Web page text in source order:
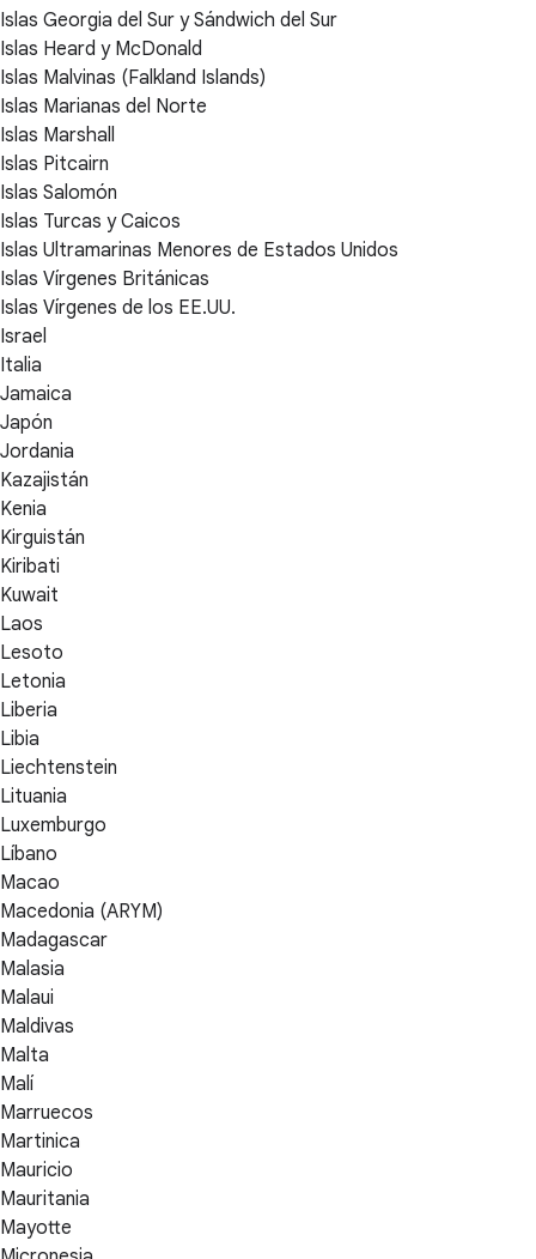
Islas Georgia del Sur y Sándwich del Sur
Islas Heard y McDonald
Islas Malvinas (Falkland Islands)
Islas Marianas del Norte
Islas Marshall
Islas Pitcairn
Islas Salomón
Islas Turcas y Caicos
Islas Ultramarinas Menores de Estados Unidos
Islas Vírgenes Británicas
Islas Vírgenes de los EE.UU.
Israel
Italia
Jamaica
Japón
Jordania
Kazajistán
Kenia
Kirguistán
Kiribati
Kuwait
Laos
Lesoto
Letonia
Liberia
Libia
Liechtenstein
Lituania
Luxemburgo
Líbano
Macao
Macedonia (ARYM)
Madagascar
Malasia
Malaui
Maldivas
Malta
Malí
Marruecos
Martinica
Mauricio
Mauritania
Mayotte